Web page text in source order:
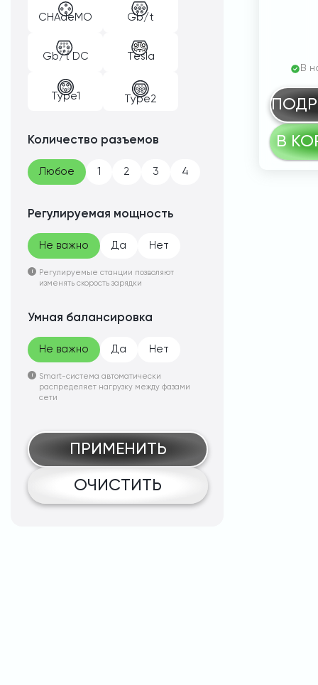
CHAdeMO Gb/t
Gb/t DC Tesla
Type1 Type2
Количество разъемов
Любое 1 2 3 4
Регулируемая мощность
Не важно Да Нет
Регулируемые станции позволяют
изменять скорость зарядки
Умная балансировка
Не важно Да Нет
Smart-система автоматически
распределяет нагрузку между фазами
сети
ПРИМЕНИТЬ
ОЧИСТИТЬ
В
В